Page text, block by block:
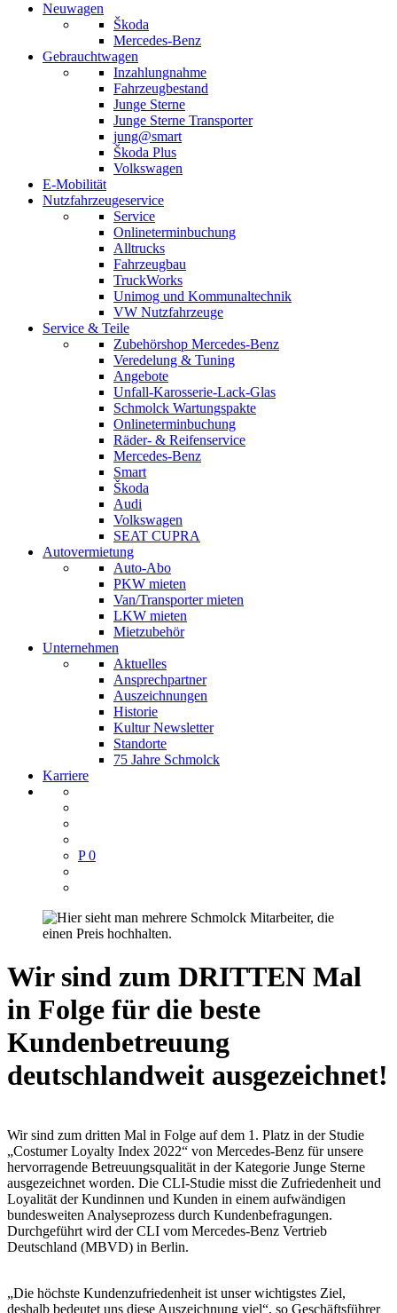
Neuwagen
Škoda
Mercedes-Benz
Gebrauchtwagen
Inzahlungnahme
Fahrzeugbestand
Junge Sterne
Junge Sterne Transporter
jung@smart
Škoda Plus
Volkswagen
E-Mobilität
Nutzfahrzeugeservice
Service
Onlineterminbuchung
Alltrucks
Fahrzeugbau
TruckWorks
Unimog und Kommunaltechnik
VW Nutzfahrzeuge
Service & Teile
Zubehörshop Mercedes-Benz
Veredelung & Tuning
Angebote
Unfall-Karosserie-Lack-Glas
Schmolck Wartungspakte
Onlineterminbuchung
Räder- & Reifenservice
Mercedes-Benz
Smart
Škoda
Audi
Volkswagen
SEAT CUPRA
Autovermietung
Auto-Abo
PKW mieten
Van/Transporter mieten
LKW mieten
Mietzubehör
Unternehmen
Aktuelles
Ansprechpartner
Auszeichnungen
Historie
Kultur Newsletter
Standorte
75 Jahre Schmolck
Karriere
P 0
Wir sind zum DRITTEN Mal
in Folge für die beste
Kundenbetreuung
deutschlandweit ausgezeichnet!
Wir sind zum dritten Mal in Folge auf dem 1. Platz in der Studie
„Costumer Loyalty Index 2022“ von Mercedes-Benz für unsere
hervorragende Betreuungsqualität in der Kategorie Junge Sterne
ausgezeichnet worden. Die CLI-Studie misst die Zufriedenheit und
Loyalität der Kundinnen und Kunden in einem aufwändigen
bundesweiten Analyseprozess durch Kundenbefragungen.
Durchgeführt wird der CLI vom Mercedes-Benz Vertrieb
Deutschland (MBVD) in Berlin.
„Die höchste Kundenzufriedenheit ist unser wichtigstes Ziel,
deshalb bedeutet uns diese Auszeichnung viel“, so Geschäftsführer